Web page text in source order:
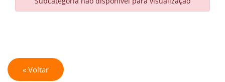
« Voltar